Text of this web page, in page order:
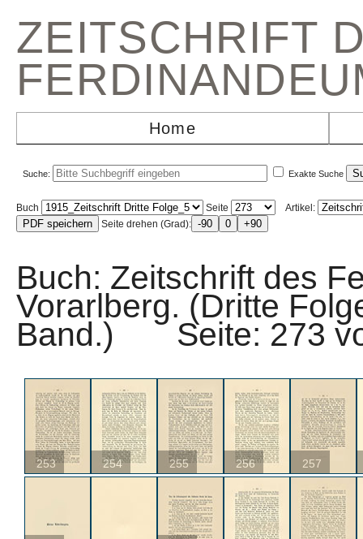
ZEITSCHRIFT
Home
Suche: Exakte Suche
Buch Seite
Artikel:
Seite drehen (Grad):
Buch: Zeitschrift des
Vorarlberg. (Dritte
Band.) Seite:
253 254 255 256 257